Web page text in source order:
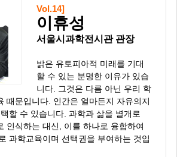
Vol.14]
이휴성
서울시과학전시관 관장
밝은 유토피아적 미래를 기대
할 수 있는 분명한 이유가 있습
니다. 그것은 다름 아닌 우리 학
때문입니다. 인간은 얼마든지 자유의지
할 수 있습니다. 과학과 삶을 별개로
인식하는 대신, 이를 하나로 융합하여
과학교육이며 선택권을 부여하는 것입